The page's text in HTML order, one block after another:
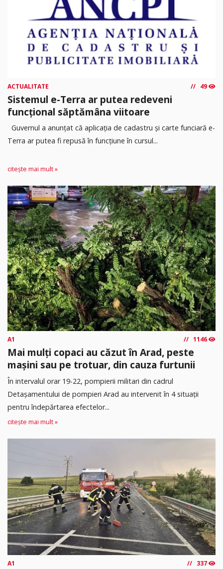
ACTUALITATE 49
Sistemul e-Terra ar putea redeveni
funcțional săptămâna viitoare
Guvernul a anunțat că aplicația de cadastru și carte funciară e-
Terra ar putea fi repusă în funcțiune în cursul...
citește mai mult »
A1 1146
Mai mulți copaci au căzut în Arad, peste
mașini sau pe trotuar, din cauza furtunii
În intervalul orar 19-22, pompierii militari din cadrul
Detașamentului de pompieri Arad au intervenit în 4 situații
pentru îndepărtarea efectelor...
citește mai mult »
A1 337